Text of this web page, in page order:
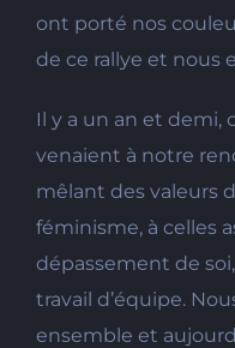
ont porté nos
de ce rallye et nous
Il y a un an et demi,
venaient à notre
mêlant des valeurs
féminisme, à celles
dépassement de
travail d’équipe.
ensemble et